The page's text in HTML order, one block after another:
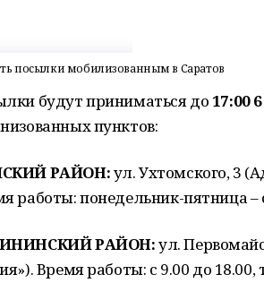
посылки мобилизованным в Саратов
будут приниматься до 17:00
пунктов:
РАЙОН:ул. Ухтомского, 3
работы: понедельник-пятница –
РАЙОН:ул.
Время работы: с 9.00 до 18.00,